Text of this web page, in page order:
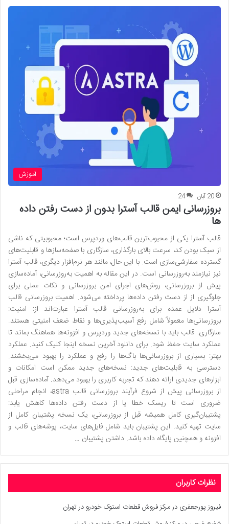
آموزش
20 آبان 24
بروزرسانی ایمن قالب آسترا بدون از دست رفتن داده
ها
قالب آسترا یکی از محبوب‌ترین قالب‌های وردپرس است؛ محبوبیتی که ناشی
از سبک بودن کد، سرعت بالای بارگذاری، سازگاری با صفحه‌سازها و قابلیت‌های
گسترده سفارشی‌سازی است. با این حال، مانند هر نرم‌افزار دیگری، قالب آسترا
نیز نیازمند به‌روزرسانی است. در این مقاله به اهمیت به‌روزرسانی، آماده‌سازی
پیش از بروزرسانی، روش‌های اجرای امن بروزرسانی و نکات عملی برای
جلوگیری از از دست رفتن داده‌ها پرداخته می‌شود. اهمیت بروزرسانی قالب
آسترا دلایل عمده برای به‌روزرسانی قالب آسترا عبارت‌اند از: امنیت:
بروزرسانی‌ها معمولاً شامل رفع آسیب‌پذیری‌ها و نقاط ضعف امنیتی هستند.
سازگاری: قالب باید با نسخه‌های جدید وردپرس و افزونه‌ها هماهنگ بماند تا
عملکرد سایت حفظ شود. برای دانلود آخرین نسخه اینجا کلیک کنید. عملکرد
بهتر: بسیاری از بروزرسانی‌ها باگ‌ها را رفع و عملکرد را بهبود می‌بخشند.
دسترسی به قابلیت‌های جدید: نسخه‌های جدید ممکن است امکانات و
ابزارهای جدیدی ارائه دهند که تجربه کاربری را بهبود می‌دهد. آماده‌سازی قبل
از بروزرسانی پیش از شروع فرآیند بروزرسانی قالب astra، انجام مراحلی
ضروری است تا ریسک خطا یا از دست رفتن داده‌ها کاهش یابد:
پشتیبان‌گیری کامل همیشه قبل از بروزرسانی، یک نسخه پشتیبان کامل از
سایت تهیه کنید. این پشتیبان باید شامل فایل‌های سایت، پوشه‌های قالب و
افزونه و همچنین پایگاه داده باشد. داشتن پشتیبان …
نظرات کاربران
فیروز پورجعفری درمرکز فروش قطعات استوک خودرو در تهران